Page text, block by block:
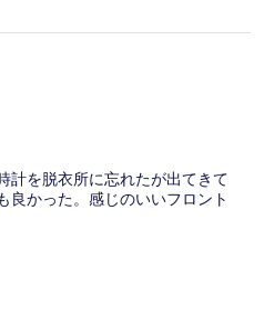
計を脱衣所に忘れたが出てきて
良かった。感じのいいフロント